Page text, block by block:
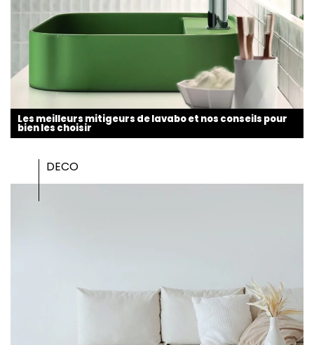
Les meilleurs mitigeurs de lavabo et nos conseils pour
bien les choisir
DECO